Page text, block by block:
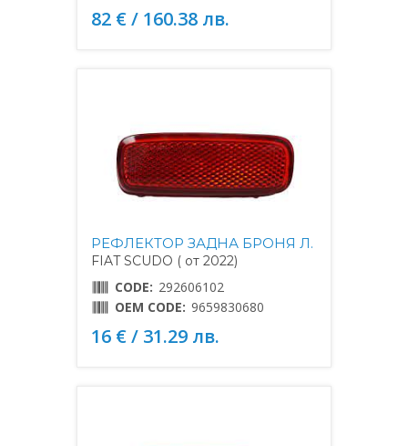
82 € / 160.38 лв.
РЕФЛЕКТОР ЗАДНА БРОНЯ Л.
FIAT SCUDO ( от 2022)
CODE: 292606102
OEM CODE: 9659830680
16 € / 31.29 лв.